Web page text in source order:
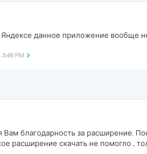
Яндексе данное приложение вообще
PM
Вам благодарность за расширение.
расширение скачать не помогло ,